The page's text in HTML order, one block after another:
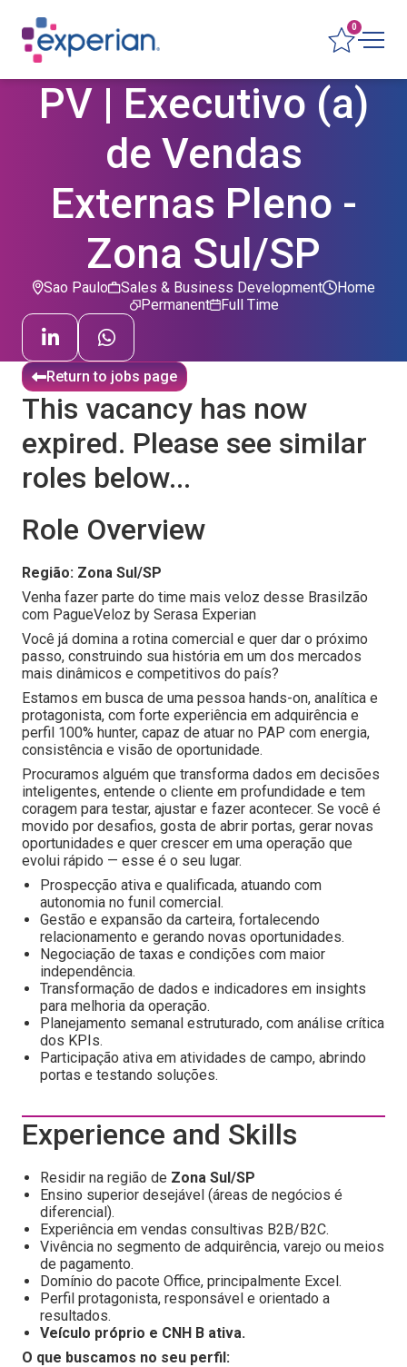
0
PV | Executivo (a)
de Vendas
Externas Pleno -
Zona Sul/SP
Sao Paulo
Sales & Business Development
Permanent
Home
Full Time
Return to jobs page
This vacancy has now
expired. Please see similar
roles below...
Role Overview
Região: Zona Sul/SP
Venha fazer parte do time mais veloz desse Brasilzão
com PagueVeloz by Serasa Experian
Você já domina a rotina comercial e quer dar o próximo
passo, construindo sua história em um dos mercados
mais dinâmicos e competitivos do país?
Estamos em busca de uma pessoa hands-on, analítica e
protagonista, com forte experiência em adquirência e
perfil 100% hunter, capaz de atuar no PAP com energia,
consistência e visão de oportunidade.
Procuramos alguém que transforma dados em decisões
inteligentes, entende o cliente em profundidade e tem
coragem para testar, ajustar e fazer acontecer. Se você é
movido por desafios, gosta de abrir portas, gerar novas
oportunidades e quer crescer em uma operação que
evolui rápido — esse é o seu lugar.
Prospecção ativa e qualificada, atuando com
autonomia no funil comercial.
Gestão e expansão da carteira, fortalecendo
relacionamento e gerando novas oportunidades.
Negociação de taxas e condições com maior
independência.
Transformação de dados e indicadores em insights
para melhoria da operação.
Planejamento semanal estruturado, com análise crítica
dos KPIs.
Participação ativa em atividades de campo, abrindo
portas e testando soluções.
Experience and Skills
Residir na região de Zona Sul/SP
Ensino superior desejável (áreas de negócios é
diferencial).
Experiência em vendas consultivas B2B/B2C.
Vivência no segmento de adquirência, varejo ou meios
de pagamento.
Domínio do pacote Office, principalmente Excel.
Perfil protagonista, responsável e orientado a
resultados.
Veículo próprio e CNH B ativa.
O que buscamos no seu perfil: